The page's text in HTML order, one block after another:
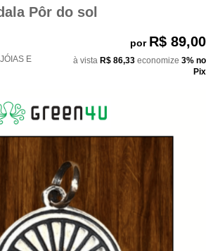
Pôr do sol
JÓIAS E
por R$ 89,00
à vista R$ 86,33 economize 3% no
Pix